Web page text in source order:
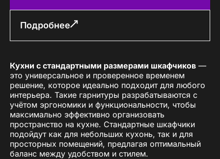
Подробнее
Кухни с стандартными размерами шкафчиков —
это универсальное и проверенное временем
решение, которое идеально подходит для любого
интерьера. Такие гарнитуры разрабатываются с
учётом эргономики и функциональности, чтобы
максимально эффективно организовать
пространство на кухне. Стандартные шкафчики
подойдут как для небольших кухонь, так и для
просторных помещений, предлагая оптимальный
баланс между удобством и стилем.